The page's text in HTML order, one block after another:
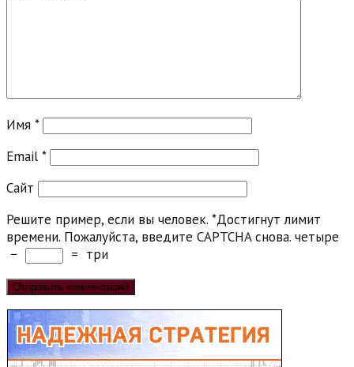
Имя *
Email *
Сайт
Решите пример, если вы человек. *Достигнут лимит
времени. Пожалуйста, введите CAPTCHA снова. четыре
−
= три